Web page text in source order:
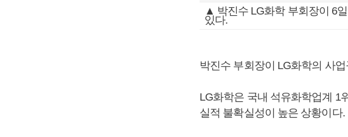
▲ 박진수 LG화학 부회장이 6
있다.
박진수 부회장이 LG화학의 사
LG화학은 국내 석유화학업계 1
실적 불확실성이 높은 상황이다.